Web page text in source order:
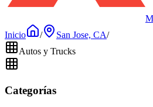
Inicio
/ San Jose, CA/
Autos y Trucks
Categorías